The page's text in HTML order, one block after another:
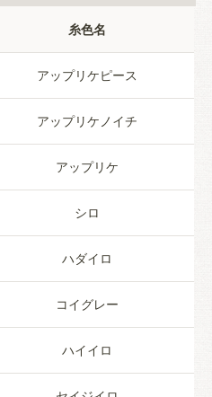
糸色名
アップリケピース
アップリケノイチ
アップリケ
シロ
ハダイロ
コイグレー
ハイイロ